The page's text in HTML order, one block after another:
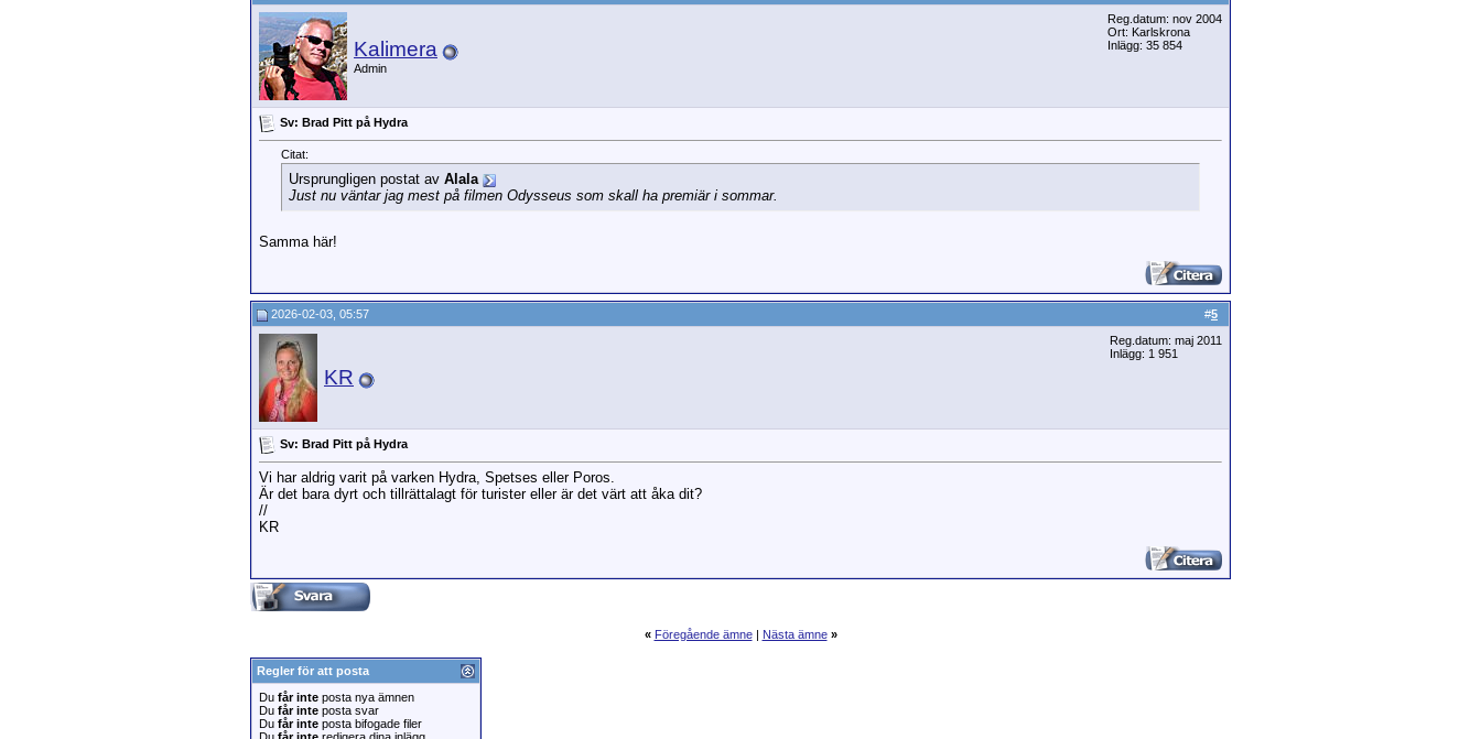
Kalimera
Admin
Reg.datum: nov 2004
Ort: Karlskrona
Inlägg: 35 854
Sv: Brad Pitt på Hydra
Citat:
Ursprungligen postat av Alala
Just nu väntar jag mest på filmen Odysseus som skall ha premiär i sommar.
Samma här!
#5
2026-02-03, 05:57
KR
Reg.datum: maj 2011
Inlägg: 1 951
Sv: Brad Pitt på Hydra
Vi har aldrig varit på varken Hydra, Spetses eller Poros.
Är det bara dyrt och tillrättalagt för turister eller är det värt att åka dit?
//
KR
« Föregående ämne| Nästa ämne »
Regler för att posta
Du får inte posta nya ämnen
Du får inte posta svar
Du får inte posta bifogade filer